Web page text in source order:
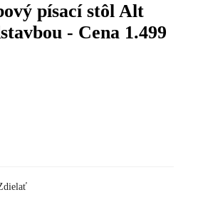
písací stôl Alt
- Cena 1.499